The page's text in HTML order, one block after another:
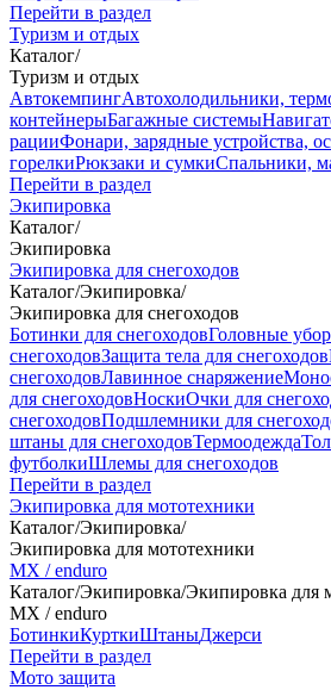
Перейти в раздел
Туризм и отдых
Каталог/
Туризм и отдых
АвтокемпингАвтохолодильники,
контейнерыБагажные системы
рацииФонари, зарядные устройства,
горелкиРюкзаки и сумкиСпальники,
Перейти в раздел
Экипировка
Каталог/
Экипировка
Экипировка для снегоходов
Каталог/Экипировка/
Экипировка для снегоходов
Ботинки для снегоходовГоловные
снегоходовЗащита тела для снегоходов
снегоходовЛавинное снаряжение
для снегоходовНоскиОчки для
снегоходовПодшлемники для
штаны для снегоходовТермоодежда
футболкиШлемы для снегоходов
Перейти в раздел
Экипировка для мототехники
Каталог/Экипировка/
Экипировка для мототехники
MX / enduro
Каталог/Экипировка/Экипировка для
MX / enduro
БотинкиКурткиШтаныДжерси
Перейти в раздел
Мото защита